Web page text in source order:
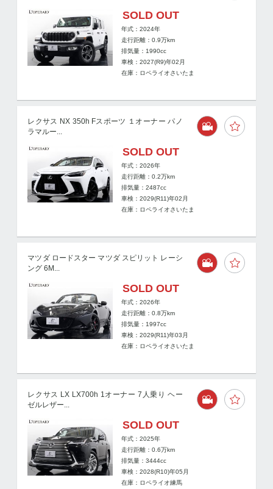
SOLD OUT
年式：2024年
走行距離：0.9万km
排気量：1990cc
車検：2027(R9)年02月
在庫：ロペライオさいたま
レクサス NX 350h Fスポーツ １オーナー パノ
ラマルー...
SOLD OUT
年式：2026年
走行距離：0.2万km
排気量：2487cc
車検：2029(R11)年02月
在庫：ロペライオさいたま
マツダ ロードスター マツダ スピリット レーシ
ング 6M...
SOLD OUT
年式：2026年
走行距離：0.8万km
排気量：1997cc
車検：2029(R11)年03月
在庫：ロペライオさいたま
レクサス LX LX700h 1オーナー 7人乗り ヘー
ゼルレザー...
SOLD OUT
年式：2025年
走行距離：0.6万km
排気量：3444cc
車検：2028(R10)年05月
在庫：ロペライオ練馬